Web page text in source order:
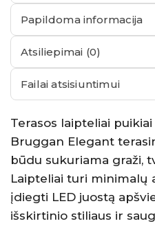
Papildoma informacija
Atsiliepimai (0)
Failai atsisiuntimui
Terasos laipteliai
Bruggan Elegant
būdu sukuriama graži,
Laipteliai turi minimalų
įdiegti LED juostą
išskirtinio stiliaus ir